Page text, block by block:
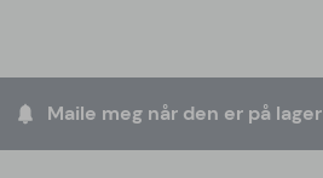
Maile meg når den er på lager